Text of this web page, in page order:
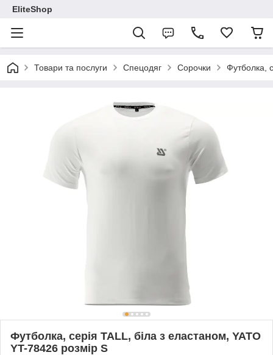
EliteShop
Товари та послуги Спецодяг Сорочки Футболка,
Футболка, серія TALL, біла з еластаном, YATO
YT-78426 розмір S